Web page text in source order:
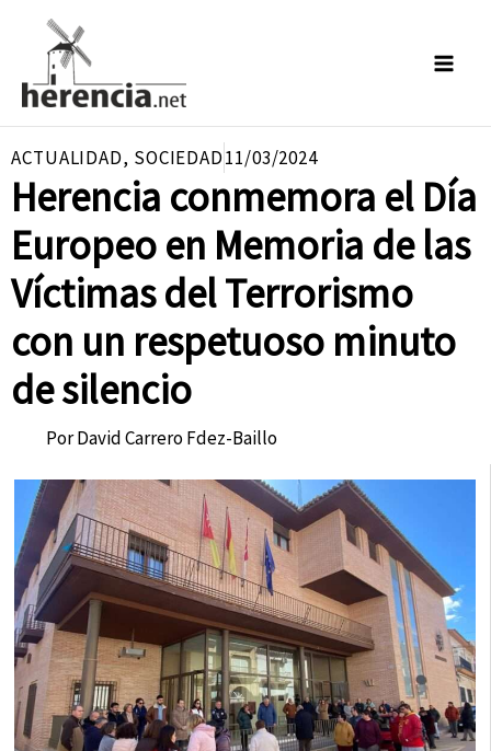
contenido
ACTUALIDAD, SOCIEDAD11/03/2024
Herencia conmemora el Día
Europeo en Memoria de las
Víctimas del Terrorismo
con un respetuoso minuto
de silencio
PorDavid Carrero Fdez-Baillo